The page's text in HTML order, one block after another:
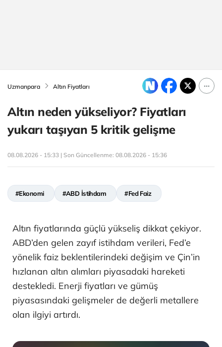
Uzmanpara Altın Fiyatları
Altın neden yükseliyor? Fiyatları
yukarı taşıyan 5 kritik gelişme
08.08.2026 - 15:33 | Son Güncellenme: 08.08.2026 - 15:36
#Ekonomi #ABD İstihdam #Fed Faiz
Altın fiyatlarında güçlü yükseliş dikkat çekiyor.
ABD’den gelen zayıf istihdam verileri, Fed’e
yönelik faiz beklentilerindeki değişim ve Çin’in
hızlanan altın alımları piyasadaki hareketi
destekledi. Enerji fiyatları ve gümüş
piyasasındaki gelişmeler de değerli metallere
olan ilgiyi artırdı.